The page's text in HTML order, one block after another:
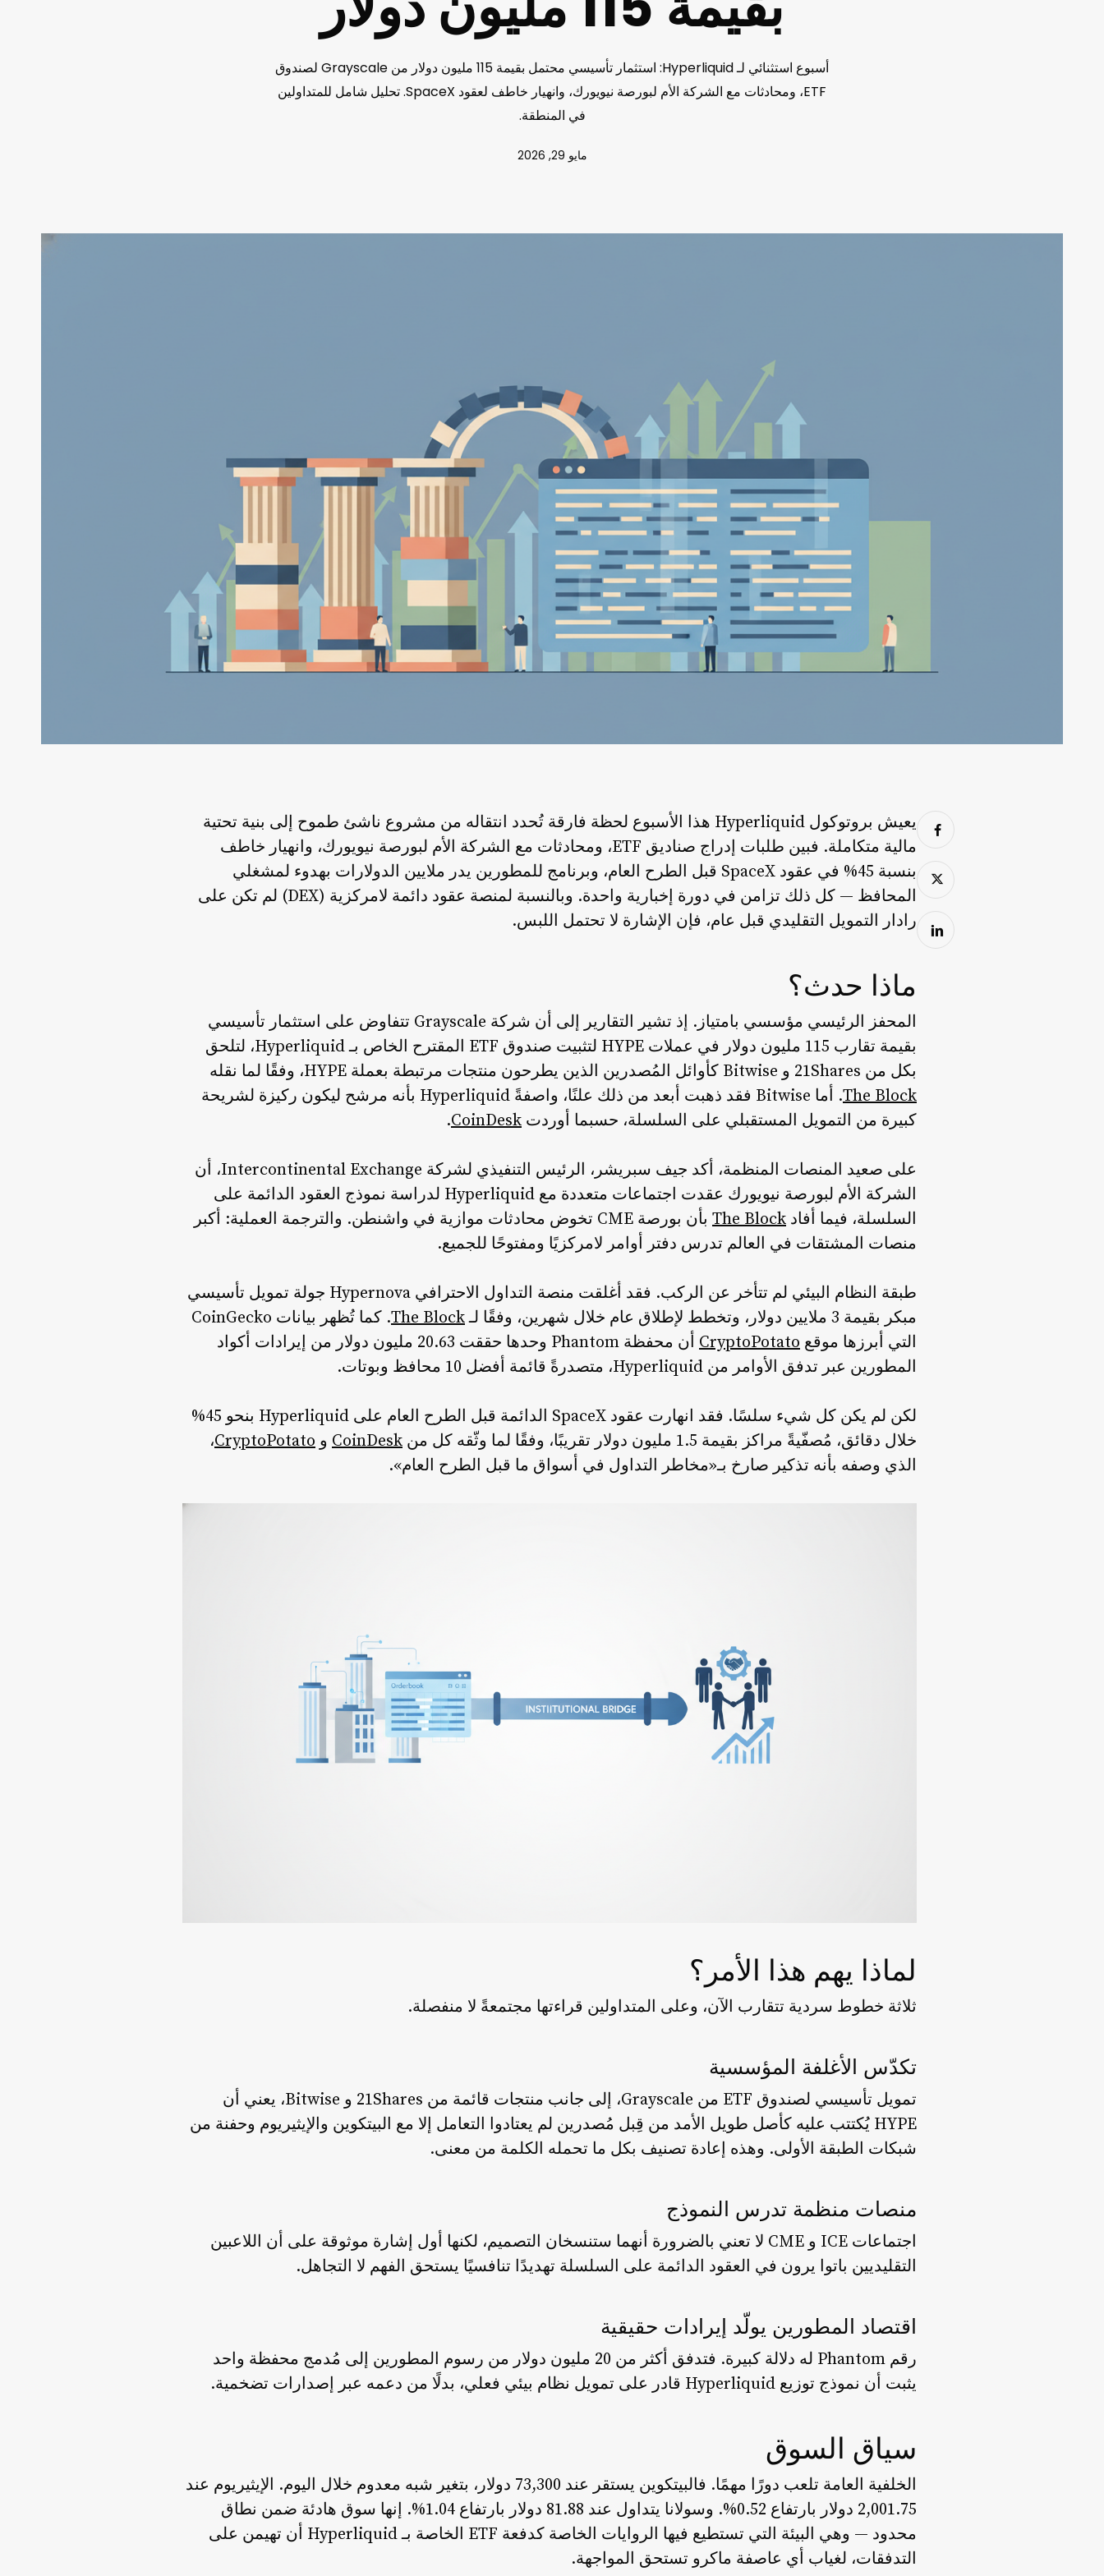
أسبوع استثنائي لـ Hyperliquid: استثمار تأسيسي محتمل بقيمة 115 مليون دولار من Grayscale لصندوق
ETF، ومحادثات مع الشركة الأم لبورصة نيويورك، وانهيار خاطف لعقود SpaceX. تحليل شامل للمتداولين
في المنطقة.
مايو 29, 2026
يعيش بروتوكول Hyperliquid هذا الأسبوع لحظة فارقة تُحدد انتقاله من مشروع ناشئ طموح إلى بنية تحتية
مالية متكاملة. فبين طلبات إدراج صناديق ETF، ومحادثات مع الشركة الأم لبورصة نيويورك، وانهيار خاطف
بنسبة 45% في عقود SpaceX قبل الطرح العام، وبرنامج للمطورين يدر ملايين الدولارات بهدوء لمشغلي
المحافظ — كل ذلك تزامن في دورة إخبارية واحدة. وبالنسبة لمنصة عقود دائمة لامركزية (DEX) لم تكن على
رادار التمويل التقليدي قبل عام، فإن الإشارة لا تحتمل اللبس.
ماذا حدث؟
المحفز الرئيسي مؤسسي بامتياز. إذ تشير التقارير إلى أن شركة Grayscale تتفاوض على استثمار تأسيسي
بقيمة تقارب 115 مليون دولار في عملات HYPE لتثبيت صندوق ETF المقترح الخاص بـ Hyperliquid، لتلحق
بكل من 21Shares و Bitwise كأوائل المُصدرين الذين يطرحون منتجات مرتبطة بعملة HYPE، وفقًا لما نقله
The Block
. أما Bitwise فقد ذهبت أبعد من ذلك علنًا، واصفةً Hyperliquid بأنه مرشح ليكون ركيزة لشريحة
كبيرة من التمويل المستقبلي على السلسلة، حسبما أوردت CoinDesk
.
على صعيد المنصات المنظمة، أكد جيف سبريشر، الرئيس التنفيذي لشركة Intercontinental Exchange، أن
الشركة الأم لبورصة نيويورك عقدت اجتماعات متعددة مع Hyperliquid لدراسة نموذج العقود الدائمة على
السلسلة، فيما أفاد The Block
بأن بورصة CME تخوض محادثات موازية في واشنطن. والترجمة العملية: أكبر
منصات المشتقات في العالم تدرس دفتر أوامر لامركزيًا ومفتوحًا للجميع.
طبقة النظام البيئي لم تتأخر عن الركب. فقد أغلقت منصة التداول الاحترافي Hypernova جولة تمويل تأسيسي
مبكر بقيمة 3 ملايين دولار، وتخطط لإطلاق عام خلال شهرين، وفقًا لـ
The Block
. كما تُظهر بيانات CoinGecko
التي أبرزها موقع CryptoPotato
أن محفظة Phantom وحدها حققت 20.63 مليون دولار من إيرادات أكواد
المطورين عبر تدفق الأوامر من Hyperliquid، متصدرةً قائمة أفضل 10 محافظ وبوتات.
لكن لم يكن كل شيء سلسًا. فقد انهارت عقود SpaceX الدائمة قبل الطرح العام على Hyperliquid بنحو 45%
خلال دقائق، مُصفّيةً مراكز بقيمة 1.5 مليون دولار تقريبًا، وفقًا لما وثّقه كل من
CoinDesk و CryptoPotato،
الذي وصفه بأنه تذكير صارخ بـ«مخاطر التداول في أسواق ما قبل الطرح العام».
لماذا يهم هذا الأمر؟
ثلاثة خطوط سردية تتقارب الآن، وعلى المتداولين قراءتها مجتمعةً لا منفصلة.
تكدّس الأغلفة المؤسسية
تمويل تأسيسي لصندوق ETF من Grayscale، إلى جانب منتجات قائمة من 21Shares و Bitwise، يعني أن
HYPE يُكتتب عليه كأصل طويل الأمد من قِبل مُصدرين لم يعتادوا التعامل إلا مع البيتكوين والإيثيريوم وحفنة من
شبكات الطبقة الأولى. وهذه إعادة تصنيف بكل ما تحمله الكلمة من معنى.
منصات منظمة تدرس النموذج
اجتماعات ICE و CME لا تعني بالضرورة أنهما ستنسخان التصميم، لكنها أول إشارة موثوقة على أن اللاعبين
التقليديين باتوا يرون في العقود الدائمة على السلسلة تهديدًا تنافسيًا يستحق الفهم لا التجاهل.
اقتصاد المطورين يولّد إيرادات حقيقية
رقم Phantom له دلالة كبيرة. فتدفق أكثر من 20 مليون دولار من رسوم المطورين إلى مُدمج محفظة واحد
يثبت أن نموذج توزيع Hyperliquid قادر على تمويل نظام بيئي فعلي، بدلًا من دعمه عبر إصدارات تضخمية.
سياق السوق
الخلفية العامة تلعب دورًا مهمًا. فالبيتكوين يستقر عند 73,300 دولار، بتغير شبه معدوم خلال اليوم. الإيثيريوم عند
2,001.75 دولار بارتفاع 0.52%. وسولانا يتداول عند 81.88 دولار بارتفاع 1.04%. إنها سوق هادئة ضمن نطاق
محدود — وهي البيئة التي تستطيع فيها الروايات الخاصة كدفعة ETF الخاصة بـ Hyperliquid أن تهيمن على
التدفقات، لغياب أي عاصفة ماكرو تستحق المواجهة.